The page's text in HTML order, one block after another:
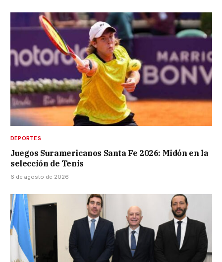
DEPORTES
Juegos Suramericanos Santa Fe 2026: Midón en la
selección de Tenis
6 de agosto de 2026